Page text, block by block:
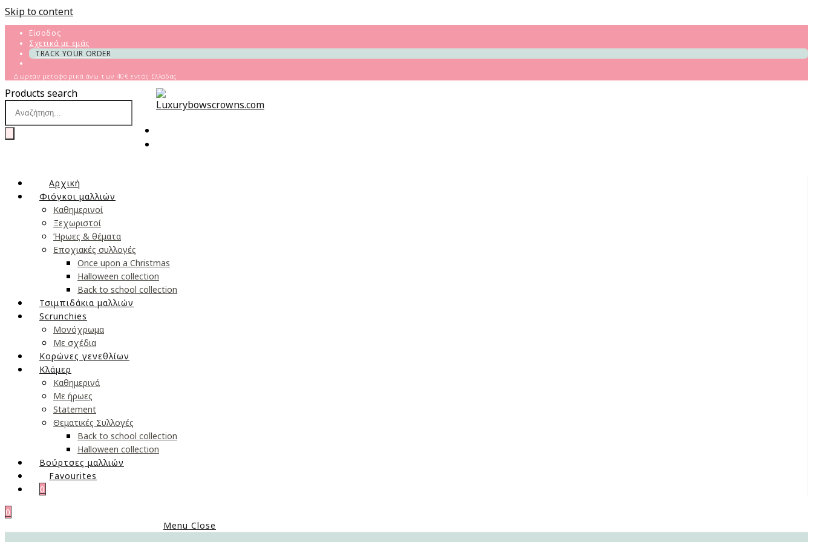
Skip to content
Είσοδος
Σχετικά με εμάς
TRACK YOUR ORDER
Δωρεάν μεταφορικά άνω των 40€ εντός Ελλάδας
Products search
Αρχική
Φιόγκοι μαλλιών
Καθημερινοί
Ξεχωριστοί
Ήρωες & θέματα
Εποχιακές συλλογές
Once upon a Christmas
Halloween collection
Back to school collection
Τσιμπιδάκια μαλλιών
Scrunchies
Μονόχρωμα
Με σχέδια
Κορώνες γενεθλίων
Κλάμερ
Καθημερινά
Με ήρωες
Statement
Θεματικές Συλλογές
Back to school collection
Halloween collection
Βούρτσες μαλλιών
Favourites
0
0
Menu Close